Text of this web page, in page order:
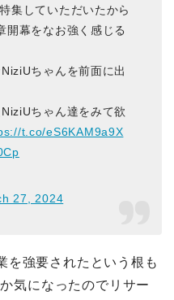
集していただいたから
開幕をなお強く感じる
ちゃんを前面に出
ちゃん達をみて欲
t.co/eS6KAM9a9X
27, 2024
を強要されたという根も
気になったのでリサー